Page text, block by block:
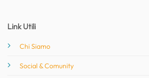
Link Utili
Chi Siamo
Social & Comunity